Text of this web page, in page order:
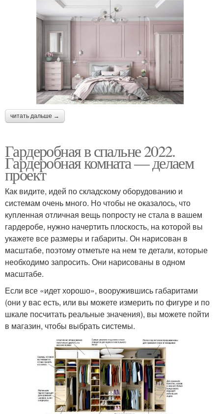
читать дальше →
Гардеробная в спальне 2022.
Гардеробная комната — делаем
проект
Как видите, идей по складскому оборудованию и
системам очень много. Но чтобы не оказалось, что
купленная отличная вещь попросту не стала в вашем
гардеробе, нужно начертить плоскость, на которой вы
укажете все размеры и габариты. Он нарисован в
масштабе, поэтому отметьте на нем те детали, которые
необходимо запросить. Они нарисованы в одном
масштабе.
Если все «идет хорошо», вооружившись габаритами
(они у вас есть, или вы можете измерить по фигуре и по
шкале посчитать реальные значения), вы можете пойти
в магазин, чтобы выбрать системы.